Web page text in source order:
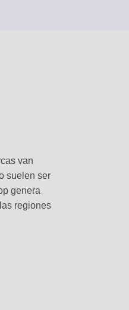
van
suelen ser
genera
regiones